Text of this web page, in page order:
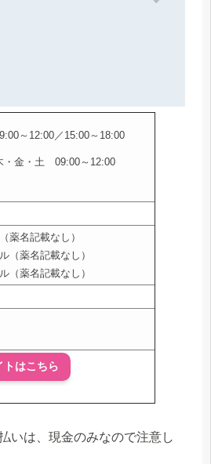
～12:00／15:00～18:00
・金・土 09:00～12:00
薬名記載なし）
（薬名記載なし）
（薬名記載なし）
トはこちら
いは、現金のみなので注意し